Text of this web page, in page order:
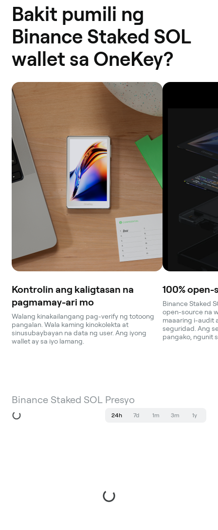
Bakit pumili ng
Binance Staked SOL
wallet sa OneKey?
Kontrolin ang kaligtasan na
pagmamay-ari mo
Walang kinakailangang pag-verify ng totoong
pangalan. Wala kaming kinokolekta at
sinusubaybayan na data ng user. Ang iyong
wallet ay sa iyo lamang.
100%
Binance Staked
open-source na
maaaring i-audit
seguridad. Ang
pangako, ngunit
Binance Staked SOL Presyo
24h 7d 1m 3m 1y